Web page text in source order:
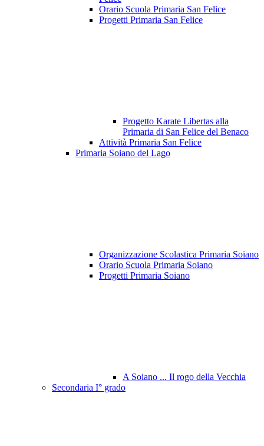
Orario Scuola Primaria San Felice
Progetti Primaria San Felice
Progetto Karate Libertas alla
Primaria di San Felice del Benaco
Attività Primaria San Felice
Primaria Soiano del Lago
Organizzazione Scolastica Primaria Soiano
Orario Scuola Primaria Soiano
Progetti Primaria Soiano
A Soiano ... Il rogo della Vecchia
Secondaria I° grado